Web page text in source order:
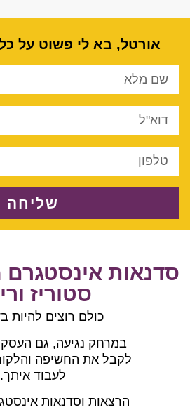
אורטל, בא לי פשוט על
שליחה
סדנאות
סטוריז
כולם רוצים להיות
במרחק נגיעה, גם
לקבל את החשיפה
לעבוד איתך.
הרצאות וסדנאות